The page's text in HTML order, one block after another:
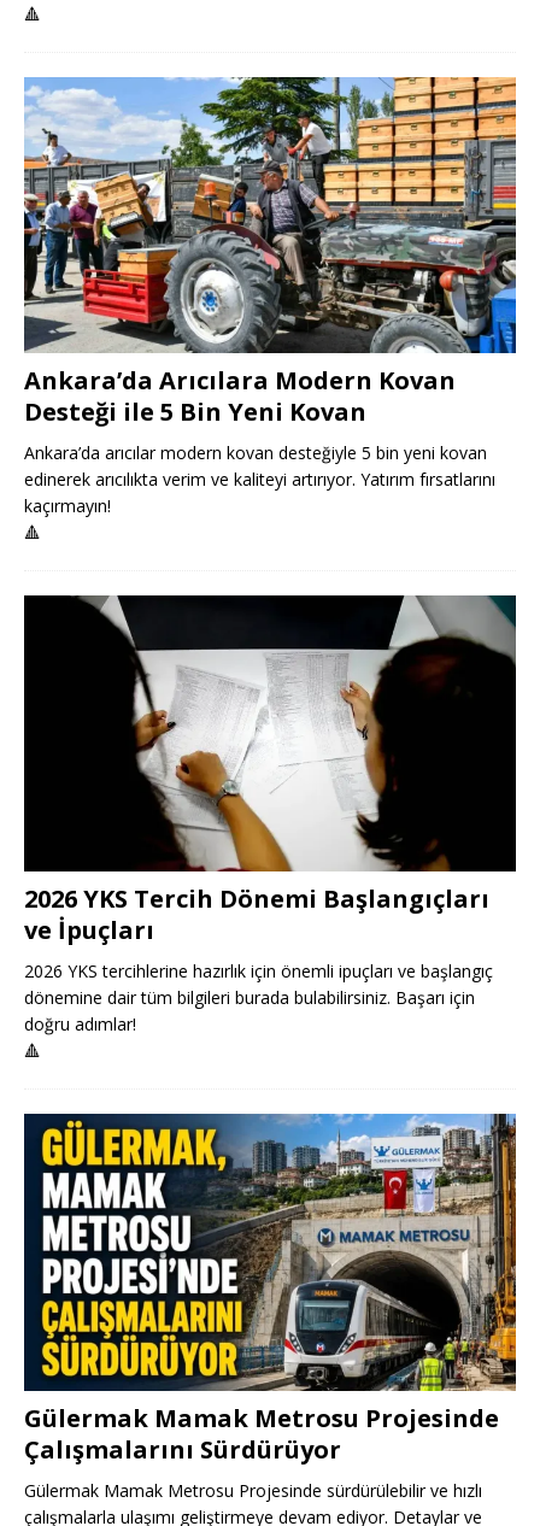
🔺
Ankara’da Arıcılara Modern Kovan
Desteği ile 5 Bin Yeni Kovan
Ankara’da arıcılar modern kovan desteğiyle 5 bin yeni kovan
edinerek arıcılıkta verim ve kaliteyi artırıyor. Yatırım fırsatlarını
kaçırmayın!
🔺
2026 YKS Tercih Dönemi Başlangıçları
ve İpuçları
2026 YKS tercihlerine hazırlık için önemli ipuçları ve başlangıç
dönemine dair tüm bilgileri burada bulabilirsiniz. Başarı için
doğru adımlar!
🔺
Gülermak Mamak Metrosu Projesinde
Çalışmalarını Sürdürüyor
Gülermak Mamak Metrosu Projesinde sürdürülebilir ve hızlı
çalışmalarla ulaşımı geliştirmeye devam ediyor. Detaylar ve